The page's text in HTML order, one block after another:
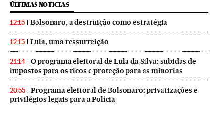
ÚLTIMAS NOTICIAS
12:15 Bolsonaro, a destruição como estratégia
12:15 Lula, uma ressurreição
21:14
O programa eleitoral de Lula da Silva: subidas de
impostos para os ricos e proteção para as minorias
20:55
Programa eleitoral de Bolsonaro: privatizações e
privilégios legais para a Polícia